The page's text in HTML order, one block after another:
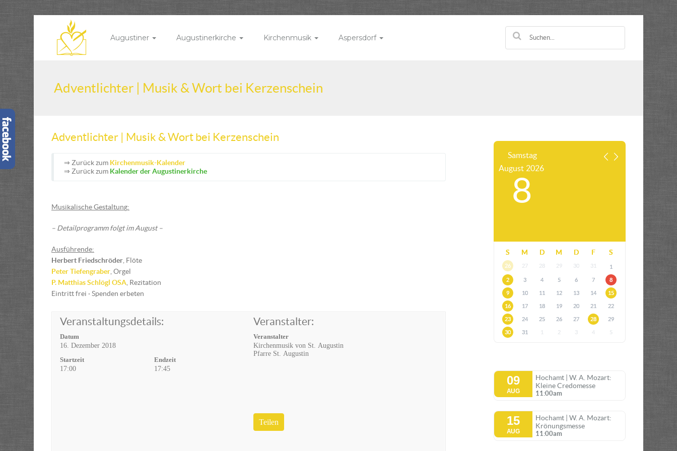
Augustiner Augustinerkirche Kirchenmusik Aspersdorf
Adventlichter | Musik & Wort bei Kerzenschein
Adventlichter | Musik & Wort bei Kerzenschein
⇒ Zurück zum Kirchenmusik-Kalender
⇒ Zurück zum Kalender der Augustinerkirche
Musikalische Gestaltung:
– Detailprogramm folgt im August –
Ausführende:
Herbert Friedschröder , Flöte
Peter Tiefengraber , Orgel
P. Matthias Schlögl OSA , Rezitation
Eintritt frei · Spenden erbeten
Veranstaltungsdetails:
Datum
16. Dezember 2018
Startzeit
17:00
Endzeit
17:45
Veranstalter:
Veranstalter
Kirchenmusik von St. Augustin
Pfarre St. Augustin
Teilen
Samstag
August 2026
8
S M D M D F S
26 27 28 29 30 31 1
2 3 4 5 6 7 8
9 10 11 12 13 14 15
16 17 18 19 20 21 22
23 24 25 26 27 28 29
30 31 1 2 3 4 5
09
AUG
Hochamt | W. A. Mozart:
Kleine Credomesse
11:00am
15
AUG
Hochamt | W. A. Mozart:
Krönungsmesse
11:00am